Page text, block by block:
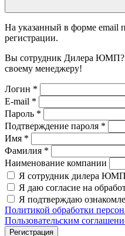
На указанный в форме email
регистрации.
Вы сотрудник Дилера ЮМП?
своему менеджеру!
Логин *
E-mail *
Пароль *
Подтверждение пароля *
Имя *
Фамилия *
Наименование компании
Я сотрудник дилера ЮМП
Я даю согласие на
Я подтверждаю
Политикой обработки
Пользовательским
Регистрация